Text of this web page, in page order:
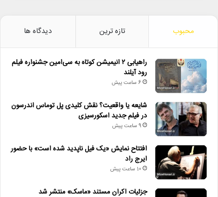
محبوب تازه ترین دیدگاه ها
راهیابی ۲ انیمیشن کوتاه به سی‌امین جشنواره فیلم
رود آیلند
6 ساعت پیش
شایعه یا واقعیت؟ نقش کلیدی پل توماس اندرسون
در فیلم جدید اسکورسیزی
9 ساعت پیش
افتتاح نمایش «یک فیل ناپدید شده است» با حضور
ایرج راد
10 ساعت پیش
جزئیات اکران مستند «ماسک» منتشر شد